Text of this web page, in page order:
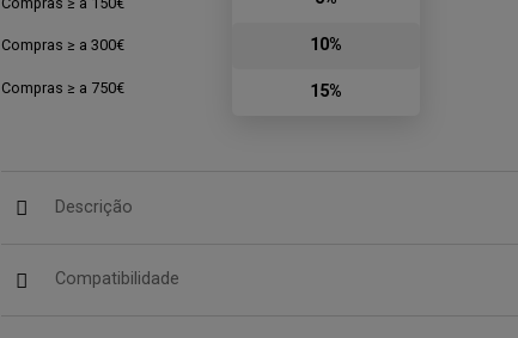
Compras ≥ a 300€
Compras ≥ a 750€
10%
15%
Descrição
Compatibilidade